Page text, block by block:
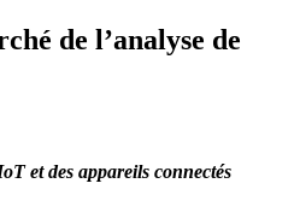
de l’analyse de
et des appareils connectés